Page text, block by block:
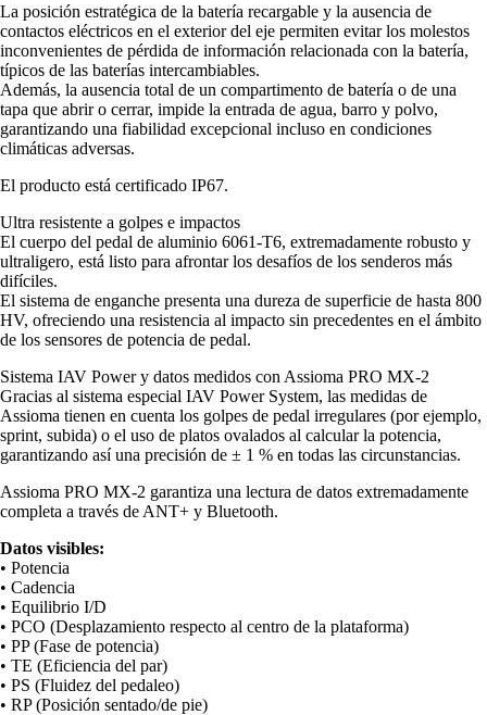
La posición estratégica de la batería recargable y la ausencia de
contactos eléctricos en el exterior del eje permiten evitar los molestos
inconvenientes de pérdida de información relacionada con la batería,
típicos de las baterías intercambiables.
Además, la ausencia total de un compartimento de batería o de una
tapa que abrir o cerrar, impide la entrada de agua, barro y polvo,
garantizando una fiabilidad excepcional incluso en condiciones
climáticas adversas.
El producto está certificado IP67.
Ultra resistente a golpes e impactos
El cuerpo del pedal de aluminio 6061-T6, extremadamente robusto y
ultraligero, está listo para afrontar los desafíos de los senderos más
difíciles.
El sistema de enganche presenta una dureza de superficie de hasta 800
HV, ofreciendo una resistencia al impacto sin precedentes en el ámbito
de los sensores de potencia de pedal.
Sistema IAV Power y datos medidos con Assioma PRO MX-2
Gracias al sistema especial IAV Power System, las medidas de
Assioma tienen en cuenta los golpes de pedal irregulares (por ejemplo,
sprint, subida) o el uso de platos ovalados al calcular la potencia,
garantizando así una precisión de ± 1 % en todas las circunstancias.
Assioma PRO MX-2 garantiza una lectura de datos extremadamente
completa a través de ANT+ y Bluetooth.
Datos visibles:
• Potencia
• Cadencia
• Equilibrio I/D
• PCO (Desplazamiento respecto al centro de la plataforma)
• PP (Fase de potencia)
• TE (Eficiencia del par)
• PS (Fluidez del pedaleo)
• RP (Posición sentado/de pie)